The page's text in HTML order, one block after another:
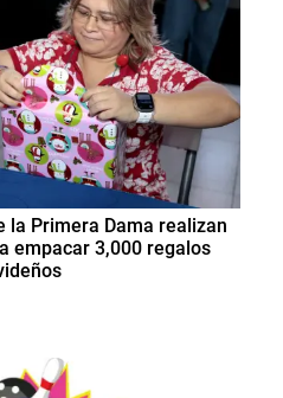
la Primera Dama realizan
empacar 3,000 regalos